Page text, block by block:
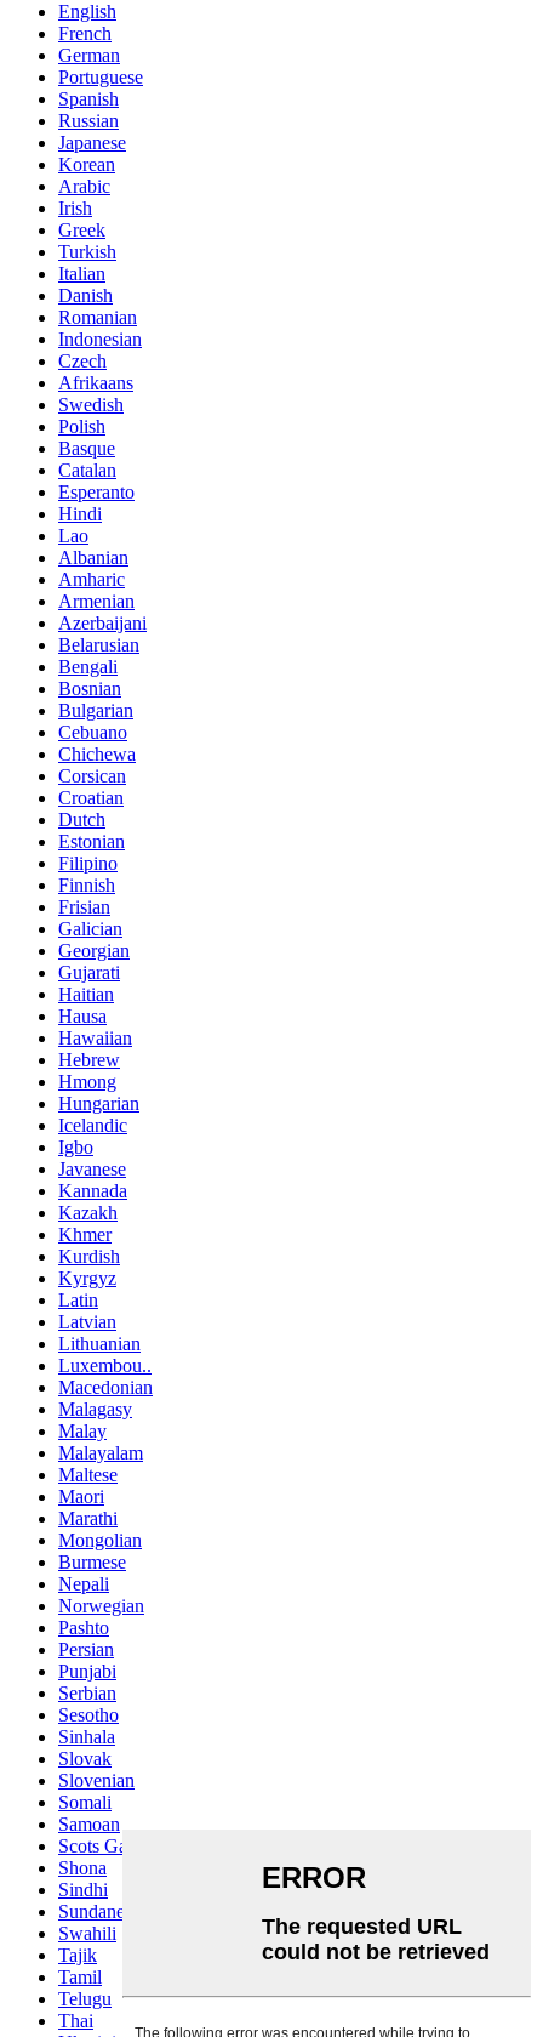
English
French
German
Portuguese
Spanish
Russian
Japanese
Korean
Arabic
Irish
Greek
Turkish
Italian
Danish
Romanian
Indonesian
Czech
Afrikaans
Swedish
Polish
Basque
Catalan
Esperanto
Hindi
Lao
Albanian
Amharic
Armenian
Azerbaijani
Belarusian
Bengali
Bosnian
Bulgarian
Cebuano
Chichewa
Corsican
Croatian
Dutch
Estonian
Filipino
Finnish
Frisian
Galician
Georgian
Gujarati
Haitian
Hausa
Hawaiian
Hebrew
Hmong
Hungarian
Icelandic
Igbo
Javanese
Kannada
Kazakh
Khmer
Kurdish
Kyrgyz
Latin
Latvian
Lithuanian
Luxembou..
Macedonian
Malagasy
Malay
Malayalam
Maltese
Maori
Marathi
Mongolian
Burmese
Nepali
Norwegian
Pashto
Persian
Punjabi
Serbian
Sesotho
Sinhala
Slovak
Slovenian
Somali
Samoan
Scots Gaelic
Shona
Sindhi
Sundanese
Swahili
Tajik
Tamil
Telugu
Thai